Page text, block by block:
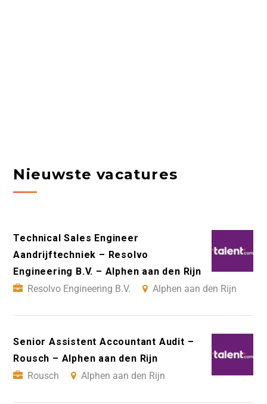
Nieuwste vacatures
Technical Sales Engineer
Aandrijftechniek – Resolvo
Engineering B.V. – Alphen aan den Rijn
Resolvo Engineering B.V.
Alphen aan den Rijn
Senior Assistent Accountant Audit –
Rousch – Alphen aan den Rijn
Rousch
Alphen aan den Rijn